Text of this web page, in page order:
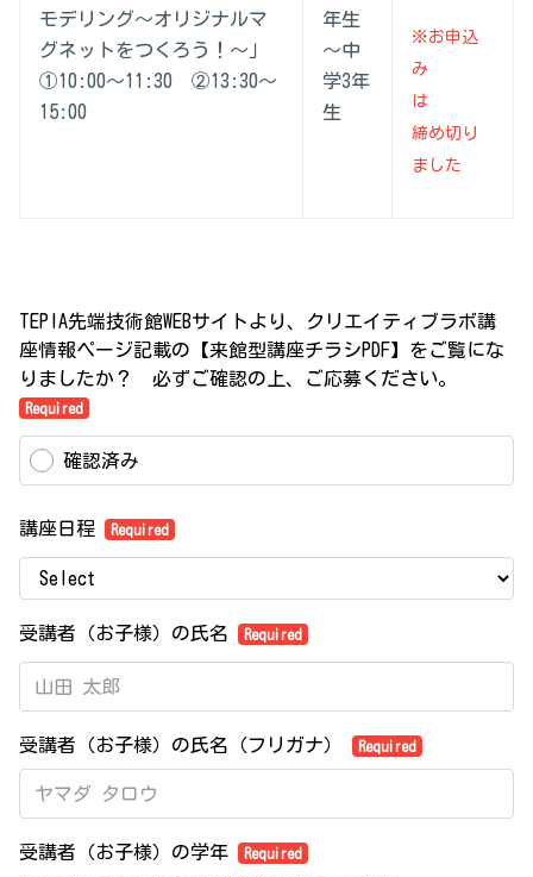
モデリング～オリジナルマ
グネットをつくろう！～」
①10:00～11:30 ②13:30～
15:00
年生
～中
学3年
生
※お申込
み
は
締め切り
ました
TEPIA先端技術館WEBサイトより、クリエイティブラボ講
座情報ページ記載の【来館型講座チラシPDF】をご覧にな
りましたか？ 必ずご確認の上、ご応募ください。
Required
確認済み
講座日程 Required
受講者（お子様）の氏名 Required
受講者（お子様）の氏名（フリガナ） Required
受講者（お子様）の学年 Required